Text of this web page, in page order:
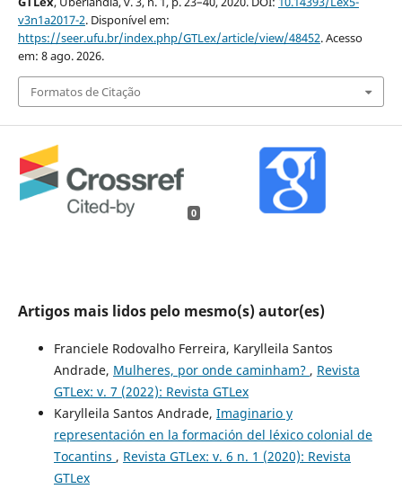
v3n1a2017-2. Disponível em:
https://seer.ufu.br/index.php/GTLex/article/view/48452. Acesso
em: 8 ago. 2026.
Formatos de Citação
0
Artigos mais lidos pelo mesmo(s) autor(es)
Franciele Rodovalho Ferreira, Karylleila Santos
Andrade, Mulheres, por onde caminham? , Revista
GTLex: v. 7 (2022): Revista GTLex
Karylleila Santos Andrade, Imaginario y
representación en la formación del léxico colonial de
Tocantins , Revista GTLex: v. 6 n. 1 (2020): Revista
GTLex